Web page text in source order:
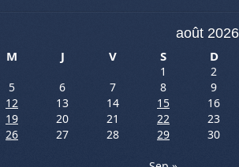
août 2026
M J V S D
1
2
5 6 7 8
9
12 13 14 15
16
19 20 21 22
23
26 27 28 29
30